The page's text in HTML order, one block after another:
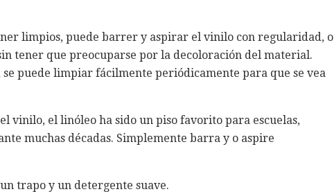
limpios, puede barrer y aspirar el vinilo con regularidad, o
tener que preocuparse por la decoloración del material.
se puede limpiar fácilmente periódicamente para que se vea
vinilo, el linóleo ha sido un piso favorito para escuelas,
muchas décadas. Simplemente barra y o aspire
trapo y un detergente suave.